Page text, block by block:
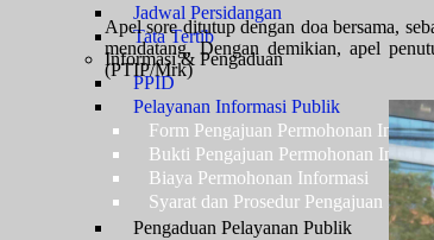
Jadwal Persidangan
Tata Tertib
Informasi & Pengaduan
PPID
Pelayanan Informasi Publik
Form Pengajuan Permohonan
Bukti Pengajuan Permohonan
Biaya Permohonan Informasi
Syarat dan Prosedur Pengajuan
Pengaduan Pelayanan Publik
Apel sore ditutup dengan doa bersama,
mendatang. Dengan demikian, apel
(PTIP/Mrk)